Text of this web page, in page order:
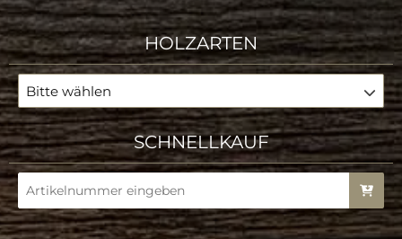
HOLZARTEN
Bitte wählen
SCHNELLKAUF